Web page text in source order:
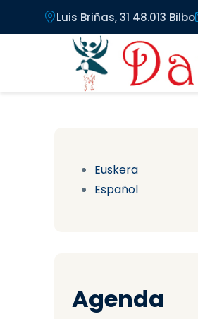
Pasar al contenido principal
Luis Briñas, 31 48.013 Bilbo
Euskera
Español
Agenda